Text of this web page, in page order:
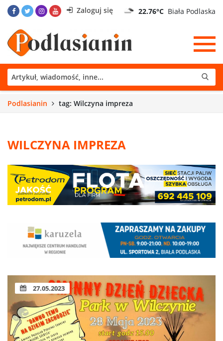
Zaloguj się 22.76°C Biała Podlaska
Podlasianin tag: Wilczyna impreza
WILCZYNA IMPREZA
27.05.2023